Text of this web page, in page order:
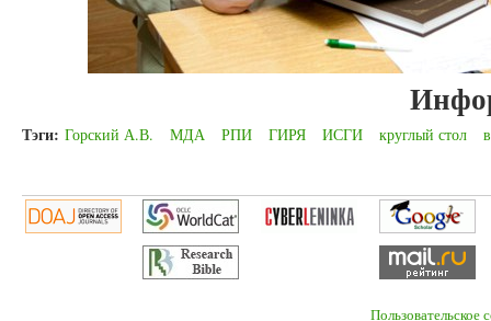
Тэги: Горский А.В. МДА РПИ ГИРЯ ИСГИ круглый стол
Пользовательское